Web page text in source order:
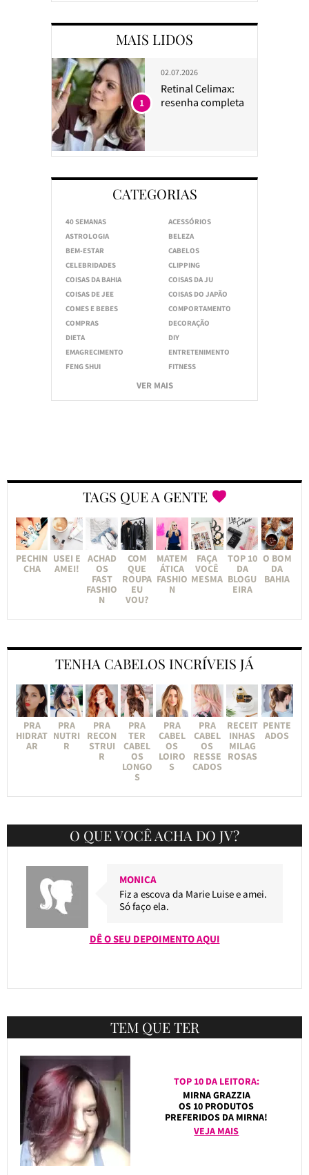
MAIS LIDOS
02.07.2026
Retinal Celimax:
resenha completa
1
CATEGORIAS
40 SEMANAS
ACESSÓRIOS
ASTROLOGIA
BELEZA
BEM-ESTAR
CABELOS
CELEBRIDADES
CLIPPING
COISAS DA BAHIA
COISAS DA JU
COISAS DE JEE
COISAS DO JAPÃO
COMES E BEBES
COMPORTAMENTO
COMPRAS
DECORAÇÃO
DIETA
DIY
EMAGRECIMENTO
ENTRETENIMENTO
FENG SHUI
FITNESS
VER MAIS
TAGS QUE A GENTE
PECHIN
CHA
USEI E
AMEI!
ACHAD
OS
FAST
FASHIO
N
COM
QUE
ROUPA
EU
VOU?
MATEM
ÁTICA
FASHIO
N
FAÇA
VOCÊ
MESMA
TOP 10
DA
BLOGU
EIRA
O BOM
DA
BAHIA
TENHA CABELOS INCRÍVEIS JÁ
PRA
HIDRAT
AR
PRA
NUTRI
R
PRA
RECON
STRUI
R
PRA
TER
CABEL
OS
LONGO
S
PRA
CABEL
OS
LOIRO
S
PRA
CABEL
OS
RESSE
CADOS
RECEIT
INHAS
MILAG
ROSAS
PENTE
ADOS
O QUE VOCÊ ACHA DO JV?
MONICA
Fiz a escova da Marie Luise e amei.
Só faço ela.
DÊ O SEU DEPOIMENTO AQUI
TEM QUE TER
TOP 10 DA LEITORA:
MIRNA GRAZZIA
OS 10 PRODUTOS
PREFERIDOS DA MIRNA!
VEJA MAIS